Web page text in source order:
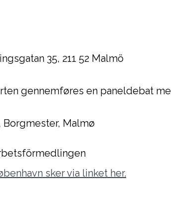
35, 211 52 Malmö
gennemføres en paneldebat
Borgmester, Malmø
sker via linket her.